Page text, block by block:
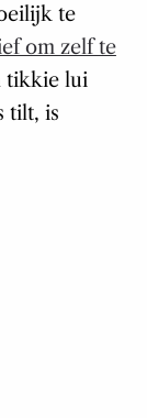
te
om zelf te
tikkie lui
tilt, is